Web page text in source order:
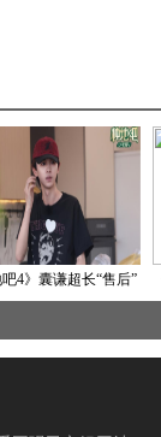
吧4》囊谦超长“售后”
天回归后陡门建设家
园